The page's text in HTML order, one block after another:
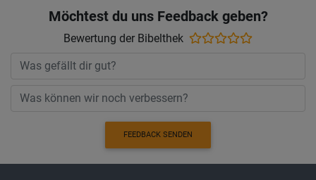
Möchtest du uns Feedback geben?
Bewertung der Bibelthek
FEEDBACK SENDEN